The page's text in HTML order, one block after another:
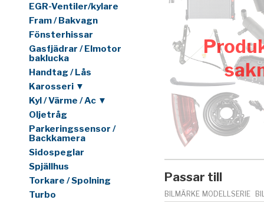
EGR-Ventiler/kylare
Fram / Bakvagn
Fönsterhissar
Gasfjädrar / Elmotor
baklucka
Handtag / Lås
Karosseri ▼
Kyl / Värme / Ac ▼
Oljetråg
Parkeringssensor /
Backkamera
Sidospeglar
Spjällhus
Torkare / Spolning
Turbo
Passar till
BILMÄRKE MODELLSERIE